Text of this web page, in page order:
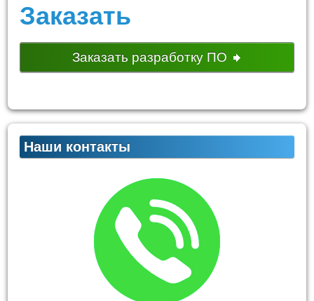
Заказать
Заказать разработку ПО
Наши контакты